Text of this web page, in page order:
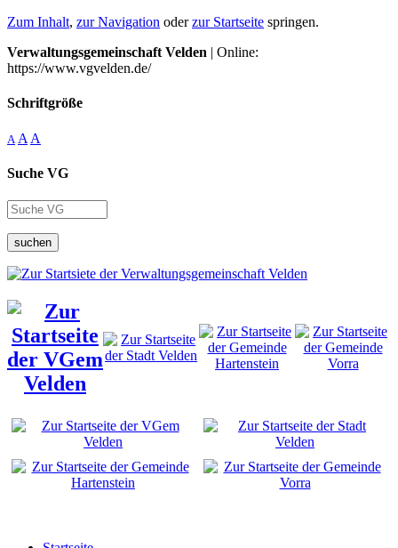
Zum Inhalt, zur Navigation oderzur Startseite springen.
Verwaltungsgemeinschaft Velden | Online:
https://www.vgvelden.de/
Schriftgröße
A A A
Suche VG
suchen